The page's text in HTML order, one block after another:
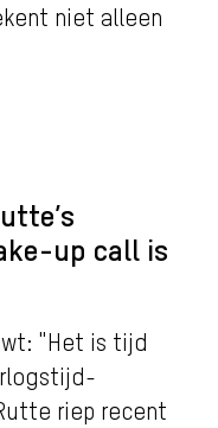
niet alleen
up call is
"Het is tijd
riep recent